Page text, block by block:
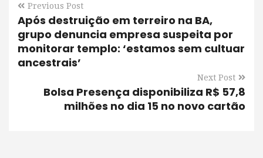
Previous Post
Após destruição em terreiro na BA,
grupo denuncia empresa suspeita por
monitorar templo: ‘estamos sem cultuar
ancestrais’
Next Post
Bolsa Presença disponibiliza R$ 57,8
milhões no dia 15 no novo cartão